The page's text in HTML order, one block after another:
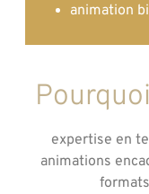
animation
expertise en
animations